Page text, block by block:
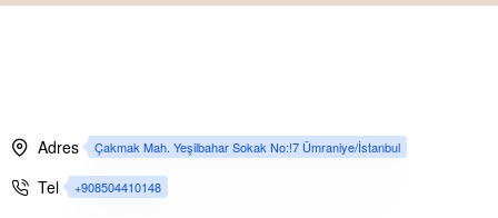
yapılmaya çalışılsa da, bu yöntemlerle başarılı sonuçlar elde
edilememektedir. Üstelik bu tür maddeler tehlikeli olabilir ve
kazalara yol açabilir. Bu nedenle, evde güvenli bir şekilde uçan
Adres Çakmak Mah. Yeşilbahar Sokak No:!7 Ümraniye/İstanbul
Tel +908504410148